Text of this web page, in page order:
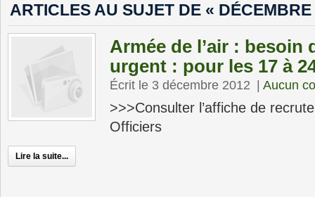
ARTICLES AU SUJET DE «
Armée de l’air : besoin
urgent : pour les 17 à
Écrit le 3 décembre 2012 Aucun
>>>Consulter l’affiche de
Officiers
Lire la suite...